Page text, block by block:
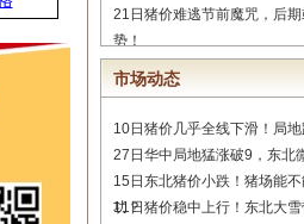
21日猪价难逃节前魔咒，后
势！
市场动态
10日猪价几乎全线下滑！局地
27日华中局地猛涨破9，东北
15日东北猪价小跌！猪场能
功？
11日猪价稳中上行！东北大雪